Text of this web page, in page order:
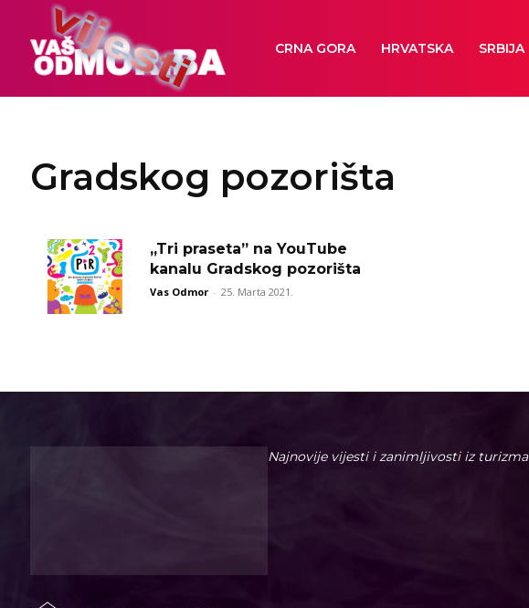
CRNA GORA HRVATSKA SRBIJA
Gradskog pozorišta
,,Tri praseta” na YouTube
kanalu Gradskog pozorišta
Vas Odmor - 25. Marta 2021.
Najnovije vijesti i zanimljivosti iz turizma